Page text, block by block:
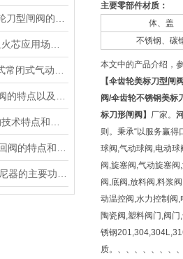
主要零部件材质：
体、盖
不锈钢、碳
本文中的产品介绍，
【伞齿轮美标刀型闸
阀/伞齿轮不锈钢美标
标刀形闸阀 】 厂家。
则。秉承“以服务赢
球阀,气动球阀,电动
阀,旋塞阀,气动旋塞
阀,底阀,放料阀,料浆
动温控阀,水力控制阀
陶瓷阀,塑料阀门,阀
锈钢
质。、、、、、、、